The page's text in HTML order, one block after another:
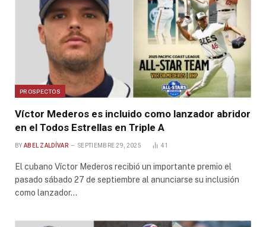
PROSPECTOS
Víctor Mederos es incluido como lanzador abridor
en el Todos Estrellas en Triple A
BY ABEL ZALDÍVAR SEPTIEMBRE 29, 2025 41
El cubano Víctor Mederos recibió un importante premio el
pasado sábado 27 de septiembre al anunciarse su inclusión
como lanzador…